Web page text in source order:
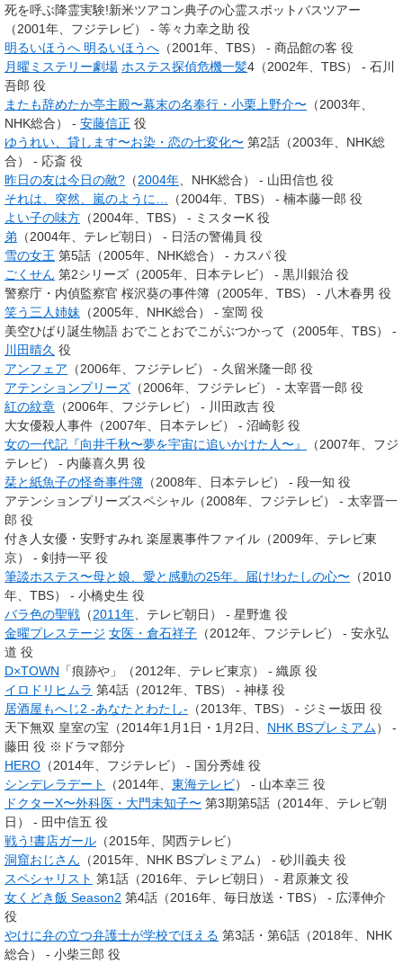
死を呼ぶ降霊実験!新米ツアコン典子の心霊スポットバスツアー
（2001年、フジテレビ） - 等々力幸之助 役
明るいほうへ 明るいほうへ （2001年、TBS） - 商品館の客 役
月曜ミステリー劇場 ホステス探偵危機一髪4（2002年、TBS） - 石川
吾郎 役
またも辞めたか亭主殿〜幕末の名奉行・小栗上野介〜 （2003年、
NHK総合） - 安藤信正 役
ゆうれい、貸します〜お染・恋の七変化〜 第2話（2003年、NHK総
合） - 応斎 役
昨日の友は今日の敵? （2004年 、NHK総合） - 山田信也 役
それは、突然、嵐のように…
（2004年、TBS） - 楠本藤一郎 役
よい子の味方 （2004年、TBS） - ミスターK 役
弟 （2004年、テレビ朝日） - 日活の警備員 役
雪の女王 第5話（2005年、NHK総合） - カスパ 役
ごくせん 第2シリーズ（2005年、日本テレビ） - 黒川銀治 役
警察庁・内偵監察官 桜沢葵の事件簿（2005年、TBS） - 八木春男 役
笑う三人姉妹 （2005年、NHK総合） - 室岡 役
美空ひばり誕生物語 おでことおでこがぶつかって（2005年、TBS） -
川田晴久 役
アンフェア （2006年、フジテレビ） - 久留米隆一郎 役
アテンションプリーズ （2006年、フジテレビ） - 太宰晋一郎 役
紅の紋章 （2006年、フジテレビ） - 川田政吉 役
大女優殺人事件（2007年、日本テレビ） - 沼崎彰 役
女の一代記『向井千秋〜夢を宇宙に追いかけた人〜』
（2007年、フジ
テレビ） - 内藤喜久男 役
栞と紙魚子の怪奇事件簿 （2008年、日本テレビ） - 段一知 役
アテンションプリーズスペシャル（2008年、フジテレビ） - 太宰晋一
郎 役
付き人女優・安野すみれ 楽屋裏事件ファイル（2009年、テレビ東
京） - 剣持一平 役
筆談ホステス〜母と娘、愛と感動の25年。届け!わたしの心〜 （2010
年、TBS） - 小橋史生 役
バラ色の聖戦 （2011年 、テレビ朝日） - 星野進 役
金曜プレステージ 女医・倉石祥子 （2012年、フジテレビ） - 安永弘
道 役
D×TOWN 「痕跡や」（2012年、テレビ東京） - 織原 役
イロドリヒムラ 第4話（2012年、TBS） - 神様 役
居酒屋もへじ2 -あなたとわたし- （2013年、TBS） - ジミー坂田 役
天下無双 皇室の宝（2014年1月1日・1月2日、 NHK BSプレミアム） -
藤田 役 ※ドラマ部分
HERO （2014年、フジテレビ） - 国分秀雄 役
シンデレラデート
（2014年、 東海テレビ） - 山本幸三 役
ドクターX〜外科医・大門未知子〜 第3期第5話（2014年、テレビ朝
日） - 田中信五 役
戦う!書店ガール （2015年、関西テレビ）
洞窟おじさん （2015年、NHK BSプレミアム） - 砂川義夫 役
スペシャリスト 第1話（2016年、テレビ朝日） - 君原兼文 役
女くどき飯 Season2 第4話（2016年、毎日放送・TBS） - 広澤伸介
役
やけに弁の立つ弁護士が学校でほえる 第3話・第6話（2018年、NHK
総合） - 小柴三郎 役